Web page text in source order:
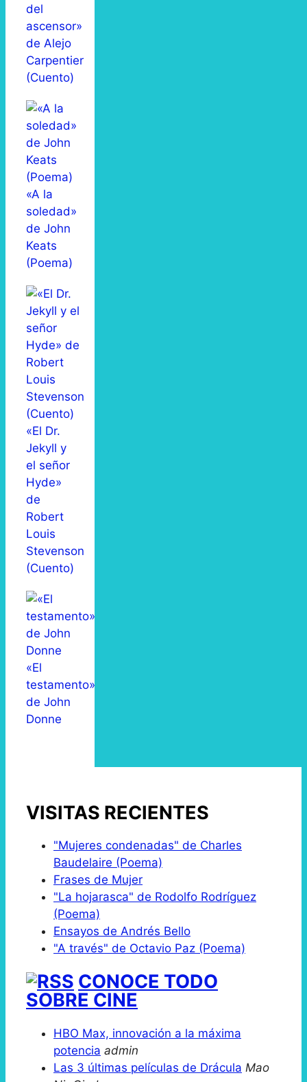
del
ascensor»
de Alejo
Carpentier
(Cuento)
«A la
soledad»
de John
Keats
(Poema)
«El Dr.
Jekyll y
el señor
Hyde»
de
Robert
Louis
Stevenson
(Cuento)
«El
testamento»
de John
Donne
VISITAS RECIENTES
"Mujeres condenadas" de Charles
Baudelaire (Poema)
Frases de Mujer
"La hojarasca" de Rodolfo Rodríguez
(Poema)
Ensayos de Andrés Bello
"A través" de Octavio Paz (Poema)
CONOCE TODO
SOBRE CINE
HBO Max, innovación a la máxima
potencia admin
Las 3 últimas películas de Drácula Mao